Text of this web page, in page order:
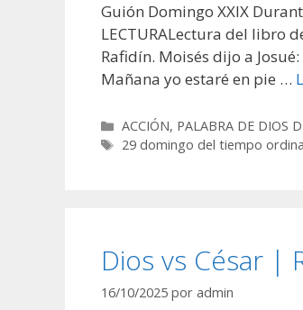
Guión Domingo XXIX
LECTURALectura del libro
Rafidín. Moisés dijo a
Mañana yo estaré en pie …
Categorías
ACCIÓN, PALABRA DE DIOS
Etiquetas
29 domingo del tiempo
Dios vs César |
16/10/2025 por admin